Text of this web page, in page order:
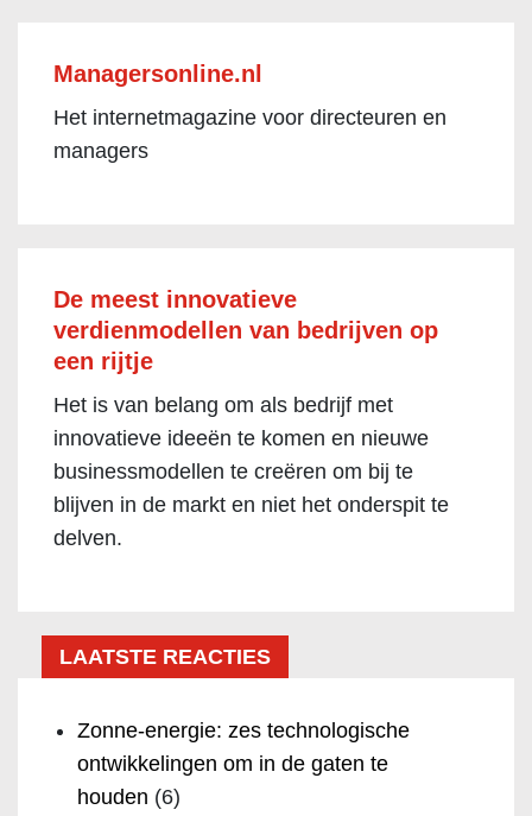
Managersonline.nl
Het internetmagazine voor directeuren en
managers
De meest innovatieve
verdienmodellen van bedrijven op
een rijtje
Het is van belang om als bedrijf met
innovatieve ideeën te komen en nieuwe
businessmodellen te creëren om bij te
blijven in de markt en niet het onderspit te
delven.
LAATSTE REACTIES
Zonne-energie: zes technologische
ontwikkelingen om in de gaten te
houden (6)